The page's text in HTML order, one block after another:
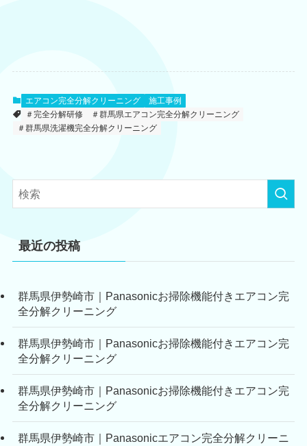
エアコン完全分解クリーニング
施工事例
＃完全分解研修
＃群馬県エアコン完全分解クリーニング
＃群馬県洗濯機完全分解クリーニング
最近の投稿
群馬県伊勢崎市｜Panasonicお掃除機能付きエアコン完
全分解クリーニング
群馬県伊勢崎市｜Panasonicお掃除機能付きエアコン完
全分解クリーニング
群馬県伊勢崎市｜Panasonicお掃除機能付きエアコン完
全分解クリーニング
群馬県伊勢崎市｜Panasonicエアコン完全分解クリーニ